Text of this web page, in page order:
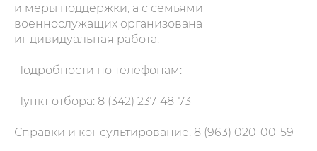
и меры поддержки, а с семьями
военнослужащих организована
индивидуальная работа.
Подробности по телефонам:
Пункт отбора: 8 (342) 237-48-73
Справки и консультирование: 8 (963) 020-00-59